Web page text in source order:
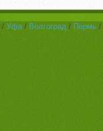
/ Уфа / Волгоград / Пермь /